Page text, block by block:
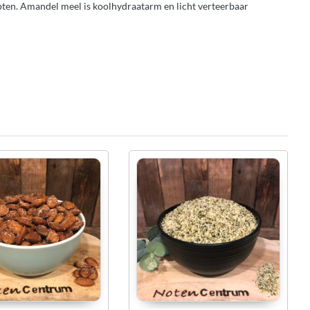
Amandel meel is koolhydraatarm en licht verteerbaar